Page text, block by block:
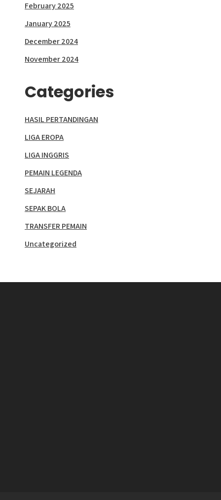
February 2025
January 2025
December 2024
November 2024
Categories
HASIL PERTANDINGAN
LIGA EROPA
LIGA INGGRIS
PEMAIN LEGENDA
SEJARAH
SEPAK BOLA
TRANSFER PEMAIN
Uncategorized